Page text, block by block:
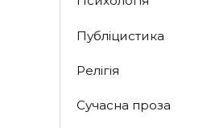
Публіцистика
Релігія
Сучасна проза